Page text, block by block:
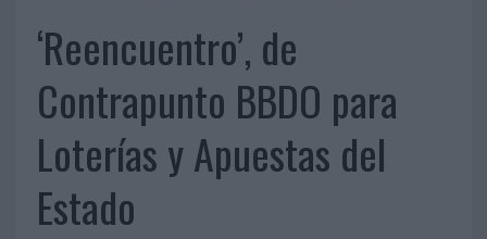
‘Reencuentro’, de
Contrapunto BBDO para
Loterías y Apuestas del
Estado